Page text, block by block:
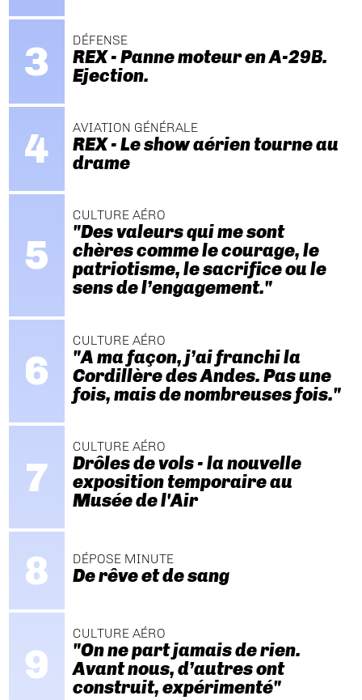
DÉFENSE
REX - Panne moteur en A-29B.
Ejection.
AVIATION GÉNÉRALE
REX - Le show aérien tourne au
drame
CULTURE AÉRO
"Des valeurs qui me sont
chères comme le courage, le
patriotisme, le sacrifice ou le
sens de l’engagement."
CULTURE AÉRO
"A ma façon, j’ai franchi la
Cordillère des Andes. Pas une
fois, mais de nombreuses fois."
CULTURE AÉRO
Drôles de vols - la nouvelle
exposition temporaire au
Musée de l'Air
DÉPOSE MINUTE
De rêve et de sang
CULTURE AÉRO
"On ne part jamais de rien.
Avant nous, d’autres ont
construit, expérimenté"